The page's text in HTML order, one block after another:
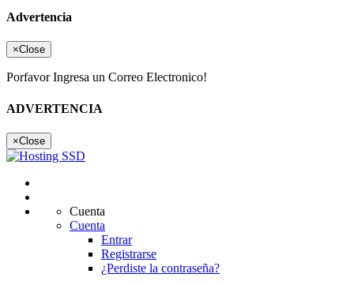
Advertencia
×Close
Porfavor Ingresa un Correo Electronico!
ADVERTENCIA
×Close
Cuenta
Cuenta
Entrar
Registrarse
¿Perdiste la contraseña?